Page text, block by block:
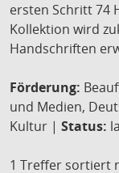
ersten Schritt 74
Kollektion wird
Handschriften
Förderung:
und Medien,
Kultur | Status:
1 Treffer sortiert